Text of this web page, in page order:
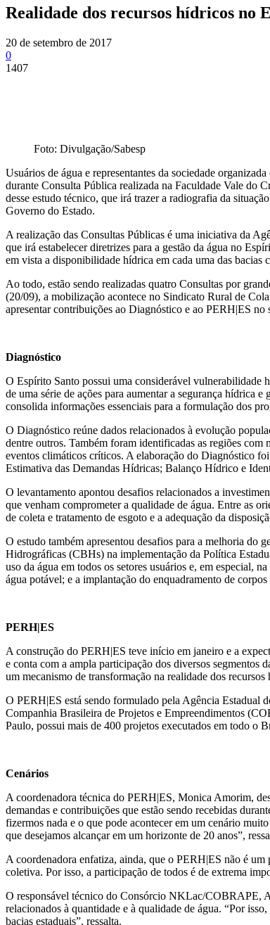
Realidade dos recursos hídricos no
20 de setembro de 2017
0
1407
Foto: Divulgação/Sabesp
Usuários de água e representantes da sociedade
durante Consulta Pública realizada na Faculdade Vale do
desse estudo técnico, que irá trazer a radiografia da
Governo do Estado.
A realização das Consultas Públicas é uma iniciativa da
que irá estabelecer diretrizes para a gestão da água no
em vista a disponibilidade hídrica em cada uma das bacias
Ao todo, estão sendo realizadas quatro Consultas por
(20/09), a mobilização acontece no Sindicato Rural de
apresentar contribuições ao Diagnóstico e ao PERH|ES
Diagnóstico
O Espírito Santo possui uma considerável vulnerabilidade
de uma série de ações para aumentar a segurança hídrica
consolida informações essenciais para a formulação dos
O Diagnóstico reúne dados relacionados à evolução
dentre outros. Também foram identificadas as regiões com
eventos climáticos críticos. A elaboração do Diagnóstico
Estimativa das Demandas Hídricas; Balanço Hídrico e
O levantamento apontou desafios relacionados a
que venham comprometer a qualidade de água. Entre as
de coleta e tratamento de esgoto e a adequação da
O estudo também apresentou desafios para a melhoria do
Hidrográficas (CBHs) na implementação da Política
uso da água em todos os setores usuários e, em especial,
água potável; e a implantação do enquadramento de
PERH|ES
A construção do PERH|ES teve início em janeiro e a
e conta com a ampla participação dos diversos segmentos
um mecanismo de transformação na realidade dos
O PERH|ES está sendo formulado pela Agência
Companhia Brasileira de Projetos e Empreendimentos
Paulo, possui mais de 400 projetos executados em todo o
Cenários
A coordenadora técnica do PERH|ES, Monica Amorim,
demandas e contribuições que estão sendo recebidas
fizermos nada e o que pode acontecer em um cenário
que desejamos alcançar em um horizonte de 20 anos”,
A coordenadora enfatiza, ainda, que o PERH|ES não é um
coletiva. Por isso, a participação de todos é de extrema
O responsável técnico do Consórcio NKLac/COBRAPE,
relacionados à quantidade e à qualidade de água. “Por
bacias estaduais”, ressalta.